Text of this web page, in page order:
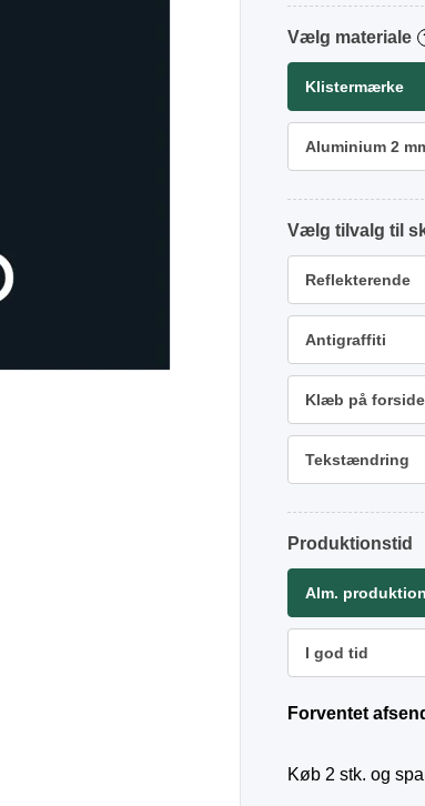
materiale
Klistermærke
Aluminium 2
tilvalg
Reflekterende
Antigraffiti
Klæb på forside
Tekstændring
Produktionstid
Alm. produktion
I god tid
Forventet
Køb 2 stk. og